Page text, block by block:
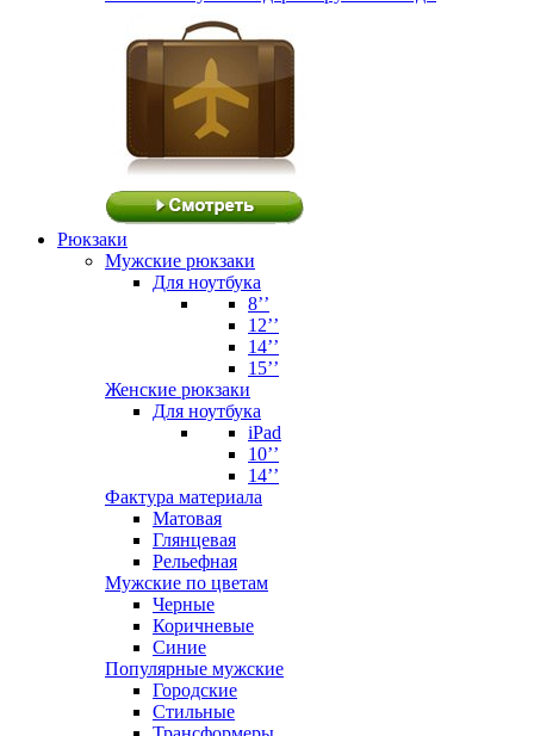
Рюкзаки
Мужские рюкзаки
Для ноутбука
8’’
12’’
14’’
15’’
Женские рюкзаки
Для ноутбука
iPad
10’’
14’’
Фактура материала
Матовая
Глянцевая
Рельефная
Мужские по цветам
Черные
Коричневые
Синие
Популярные мужские
Городские
Стильные